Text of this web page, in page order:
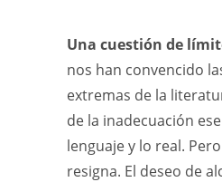
Una cuestión de
nos han convencido
extremas de la
de la inadecuación
lenguaje y lo real.
resigna. El deseo de